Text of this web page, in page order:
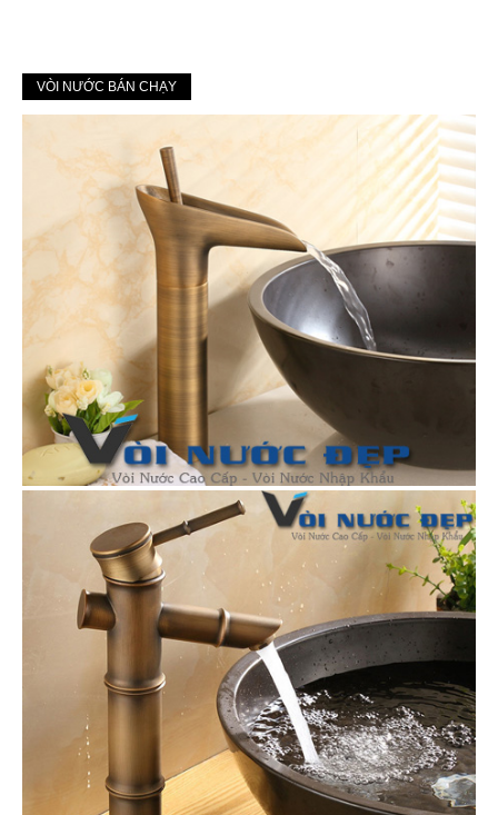
VÒI NƯỚC BÁN CHẠY